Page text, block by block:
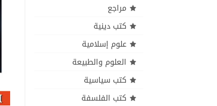
مراجع
كتب دينية
علوم إسلامية
العلوم والطبيعة
كتب سياسية
كتب الفلسفة